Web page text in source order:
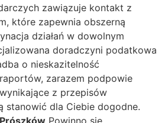
zawiązuje kontakt z
które zapewnia obszerną
działań w dowolnym
doradczyni podatkowa
o nieskazitelność
zarazem podpowie
z przepisów
stanowić dla Ciebie dogodne.
Powinno się